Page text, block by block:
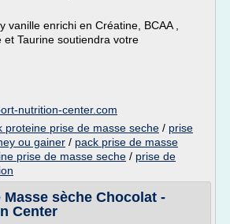
vanille enrichi en Créatine, BCAA ,
et Taurine soutiendra votre
nutrition-center.com
proteine prise de masse seche / prise
ou gainer / pack prise de masse
prise de masse seche / prise de
Masse sèche Chocolat -
Center